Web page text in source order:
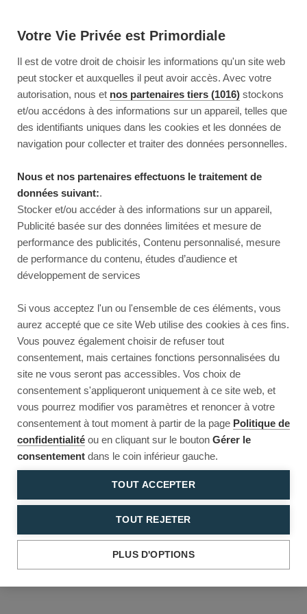
Votre Vie Privée est Primordiale
Il est de votre droit de choisir les informations qu'un site web
peut stocker et auxquelles il peut avoir accès. Avec votre
autorisation, nous et nos partenaires tiers (1016) stockons
et/ou accédons à des informations sur un appareil, telles que
des identifiants uniques dans les cookies et les données de
navigation pour collecter et traiter des données personnelles.
Nous et nos partenaires effectuons le traitement de
données suivant:.
Stocker et/ou accéder à des informations sur un appareil,
Publicité basée sur des données limitées et mesure de
performance des publicités, Contenu personnalisé, mesure
de performance du contenu, études d’audience et
développement de services
Si vous acceptez l'un ou l'ensemble de ces éléments, vous
aurez accepté que ce site Web utilise des cookies à ces fins.
Vous pouvez également choisir de refuser tout
consentement, mais certaines fonctions personnalisées du
site ne vous seront pas accessibles. Vos choix de
consentement s'appliqueront uniquement à ce site web, et
vous pourrez modifier vos paramètres et renoncer à votre
consentement à tout moment à partir de la page Politique de
confidentialité ou en cliquant sur le bouton Gérer le
consentement dans le coin inférieur gauche.
TOUT ACCEPTER
TOUT REJETER
PLUS D'OPTIONS
Reload to try again, or go back.
Reload Back